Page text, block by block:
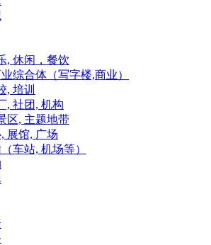
, 休闲，餐饮
综合体（写字楼,商业）
, 培训
, 社团, 机构
区, 主题地带
展馆, 广场
车站, 机场等）